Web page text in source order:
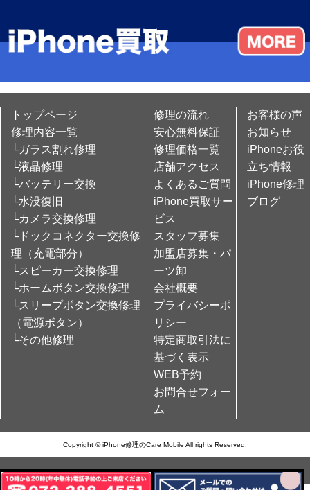
トップページ
修理内容一覧
└ガラス割れ修理
└液晶修理
└バッテリー交換
└水没復旧
└カメラ交換修理
└ドックコネクター交換修
理（充電部分）
└スピーカー交換修理
└ホームボタン交換修理
└スリープボタン交換修理
（電源ボタン）
└その他修理
修理の流れ
安心無料保証
修理価格一覧
店舗アクセス
よくあるご質問
iPhone買取サー
ビス
スタッフ募集
加盟店募集・パ
ーツ卸
会社概要
プライバシーポ
リシー
特定商取引法に
基づく表示
WEB予約
お問合せフォー
ム
お客様の声
お知らせ
iPhoneお役
立ち情報
iPhone修理
ブログ
Copyright © iPhone修理のCare Mobile All rights Reserved.